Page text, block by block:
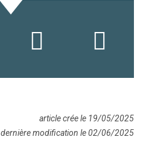
article crée le 19/05/2025
dernière modification le 02/06/2025